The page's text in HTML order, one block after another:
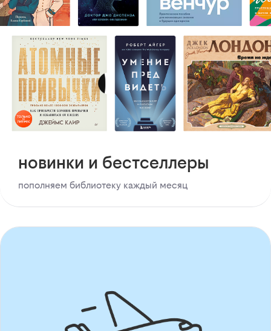
новинки и бестселлеры
пополняем библиотеку каждый месяц